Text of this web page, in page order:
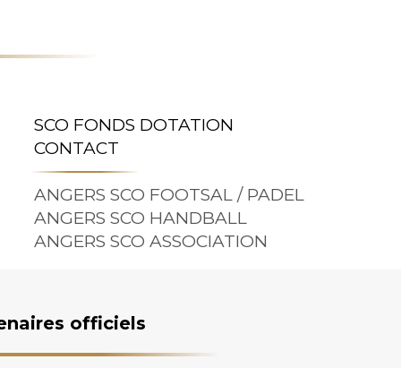
SCO FONDS DOTATION
CONTACT
ANGERS SCO FOOTSAL / PADEL
ANGERS SCO HANDBALL
ANGERS SCO ASSOCIATION
officiels